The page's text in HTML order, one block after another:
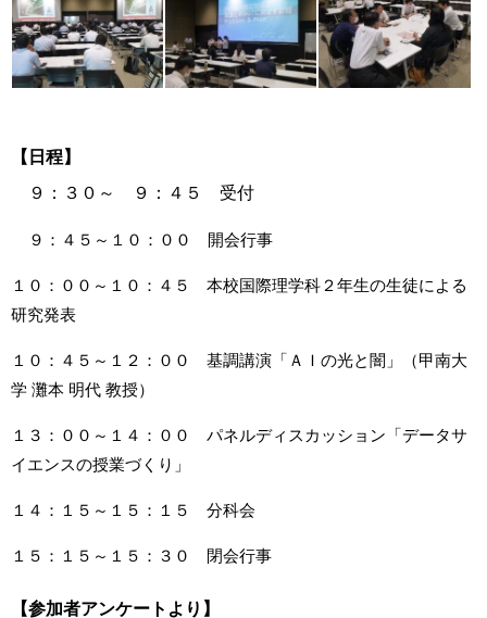
【日程】
９：３０～ ９：４５ 受付
９：４５～１０：００ 開会行事
１０：００～１０：４５ 本校国際理学科２年生の生徒による
研究発表
１０：４５～１２：００ 基調講演「ＡＩの光と闇」（甲南大
学 灘本 明代 教授）
１３：００～１４：００ パネルディスカッション「データサ
イエンスの授業づくり」
１４：１５～１５：１５ 分科会
１５：１５～１５：３０ 閉会行事
【参加者アンケートより】